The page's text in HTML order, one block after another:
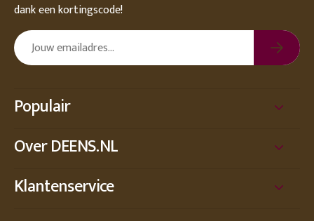
dank een kortingscode!
Populair
Over DEENS.NL
Klantenservice